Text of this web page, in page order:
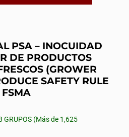
PSA – INOCUIDAD
DE PRODUCTOS
(GROWER
SAFETY RULE
FSMA
GRUPOS (Más de 1,625